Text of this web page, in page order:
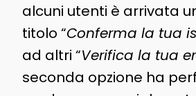
alcuni utenti è arrivata
titolo “Conferma la tua
ad altri “Verifica la tua
seconda opzione ha